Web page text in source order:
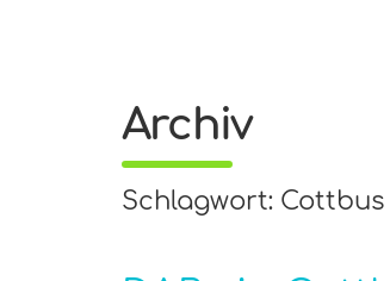
Archiv
Schlagwort: Cottbus